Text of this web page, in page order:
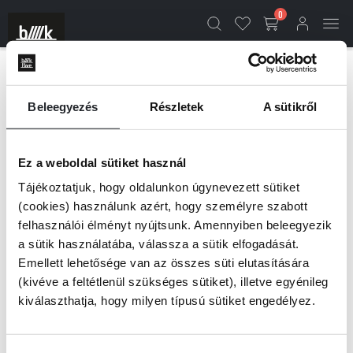
Beleegyezés Részletek A sütikről
Ez a weboldal sütiket használ
Tájékoztatjuk, hogy oldalunkon úgynevezett sütiket
(cookies) használunk azért, hogy személyre szabott
felhasználói élményt nyújtsunk. Amennyiben beleegyezik
a sütik használatába, válassza a sütik elfogadását.
Emellett lehetősége van az összes süti elutasítására
(kivéve a feltétlenül szükséges sütiket), illetve egyénileg
kiválaszthatja, hogy milyen típusú sütiket engedélyez.
0
RÓLUNK - KOLIBRI
Kolibri Kiadó
A Kolibri Kiadó 2012-ben jött létre, egyre szélesedő kínálatában pedig a
klasszikus gyerek- és ifjúsági irodalom mellett a Disney- és Marvel-
hősökhöz, valamint a Star Wars, a Minecraft és a DC világához
kapcsolódó könyvek is megtalálhatóak. Gyerekkönyvkiadóként fontos
szerepük van az olvasóvá nevelésben, ezért a születéstől a felnőtté
válásig igyekeznek olvasmányokat adni a gyerekek és szüleik kezébe. A
legkisebbeknek lapozókat, az óvodásoknak képeskönyveket és
kiadványokat, valamint a népszerű Geronimo Stilton-könyveket kínálják.